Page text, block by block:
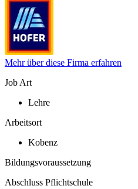
Mehr über diese Firma erfahren
Job Art
Lehre
Arbeitsort
Kobenz
Bildungsvoraussetzung
Abschluss Pflichtschule